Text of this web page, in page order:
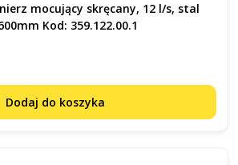
mocujący skręcany, 12 l/s, stal
Kod: 359.122.00.1
Dodaj do koszyka